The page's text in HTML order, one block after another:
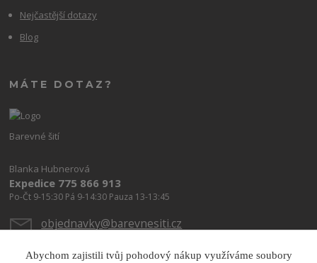
Nejčastější dotazy
Blog
MÁTE DOTAZ?
Barevné šití
Blanka Hubnerová
Expedice 775 866 913
Po-Čt 9-15:30 Pá 9-14:30 Pauza 13-13:45
objednavky@barevnesiti.cz
Abychom zajistili tvůj pohodový nákup využíváme soubory